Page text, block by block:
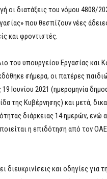
οι διατάξεις του νόμου 4808/
που θεσπίζουν νέες
και φροντιστές.
του υπουργείου Εργασίας και
σήμερα, οι πατέρες
Ιουνίου 2021 (ημερομηνία
της Κυβέρνησης) και μετά,
διάρκειας 14 ημερών, ενώ
η επιδότηση από τον
διευκρινίσεις και οδηγίες για